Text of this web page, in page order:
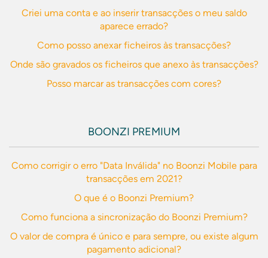
Criei uma conta e ao inserir transacções o meu saldo
aparece errado?
Como posso anexar ficheiros às transacções?
Onde são gravados os ficheiros que anexo às transacções?
Posso marcar as transacções com cores?
BOONZI PREMIUM
Como corrigir o erro "Data Inválida" no Boonzi Mobile para
transacções em 2021?
O que é o Boonzi Premium?
Como funciona a sincronização do Boonzi Premium?
O valor de compra é único e para sempre, ou existe algum
pagamento adicional?